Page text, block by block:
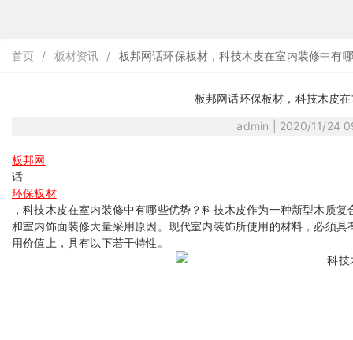
首页 / 板材资讯 / 板邦网话环保板材，科技木皮在室内装修中有
板邦网话环保板材，科技木皮
admin | 2020/11/24
板邦网
话
环保板材
，科技木皮在室内装修中有哪些优势？科技木皮作为一种新型木质
和室内饰面装修大量采用原因。现代室内装饰所使用的材料，必须
用价值上，具有以下若干特性。